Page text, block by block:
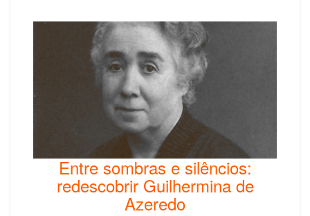
Entre sombras e silêncios:
redescobrir Guilhermina de
Azeredo